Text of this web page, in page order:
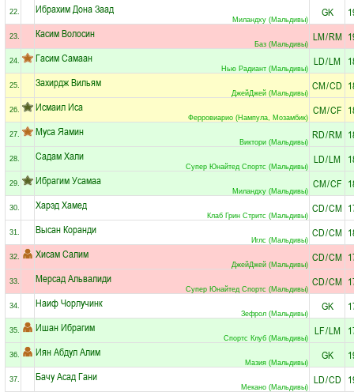
22. Ибрахим Дона Заад
Миландху (Мальдивы)
GK
23. Касим Волосин
Баз (Мальдивы)
LM/RM
24. Гасим Самаан
Нью Радиант (Мальдивы)
LD/LM
25. Захирдж Вильям
ДжейДжей (Мальдивы)
CM/CD
26. Исмаил Иса
Ферровиарио (Нампула, Мозамбик)
CM/CF
27. Муса Яамин
Виктори (Мальдивы)
RD/RM
28. Садам Хали
Супер Юнайтед Спортс (Мальдивы)
LD/LM
29. Ибрагим Усамаа
Миландху (Мальдивы)
CM/CF
30. Харэд Хамед
Клаб Грин Стритс (Мальдивы)
CD/CM
31. Высан Коранди
Иглс (Мальдивы)
CD/CM
32. Хисам Салим
ДжейДжей (Мальдивы)
CD/CM
33. Мерсад Альвалиди
Супер Юнайтед Спортс (Мальдивы)
CD/CM
34. Наиф Чорлучинк
Зефрол (Мальдивы)
GK
35. Ишан Ибрагим
Спортс Клуб (Мальдивы)
LF/LM
36. Иян Абдул Алим
Мазия (Мальдивы)
GK
37. Бачу Асад Гани
Мекано (Мальдивы)
LD/CD